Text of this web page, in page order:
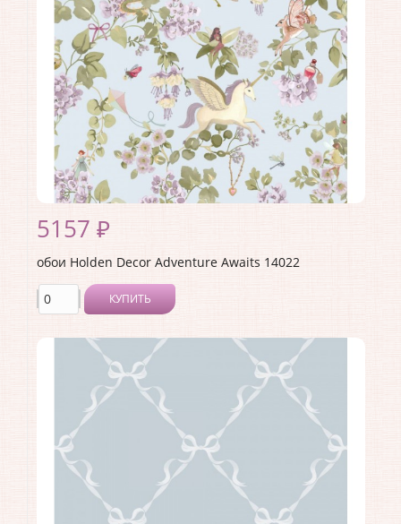
Материал основы:Флизелин
Раппорт:<>
5157 ₽
обои Holden Decor Adventure Awaits 14022
КУПИТЬ
Производитель:Holden Decor
Коллекция:Adventure Awaits
Длина рулона: 10.05 .
Ширина рулона:0.53 .
Материал покрытия: Виниловое
Великобритания
Материал основы:
Флизелин
Раппорт: